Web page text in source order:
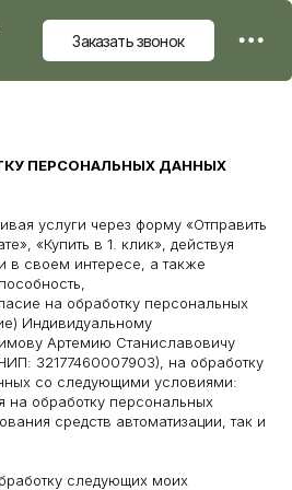
звонок
звонок
звонок
ПЕРСОНАЛЬНЫХ ДАННЫХ
услуги через форму «Отправить
«Купить в 1. клик», действуя
в своем интересе, а также
на обработку персональных
Индивидуальному
Артемию Станиславовичу
32177460007903), на обработку
со следующими условиями:
на обработку персональных
средств автоматизации, так и
следующих моих